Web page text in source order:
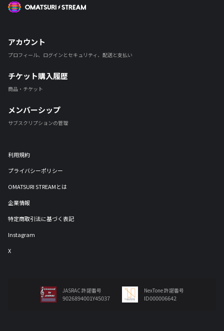
アカウント
プロフィール、ログインとセキュリティ、配送と支払い
チケット購入履歴
商品・チケット
メンバーシップ
サブスクリプションの管理
利用規約
プライバシーポリシー
OMATSURI STREAMとは
企業情報
特定商取引法に基づく表記
Instagram
X
JASRAC 許諾番号
9026894001Y45037
NexTone 許諾番号
ID000006642